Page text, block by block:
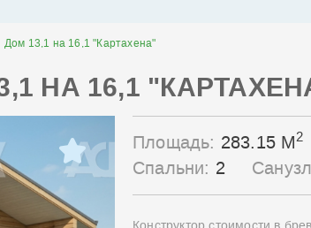
Дом 13,1 на 16,1 "Картахена"
НА 16,1
Площадь: 283.15 М2
Спальни: 2